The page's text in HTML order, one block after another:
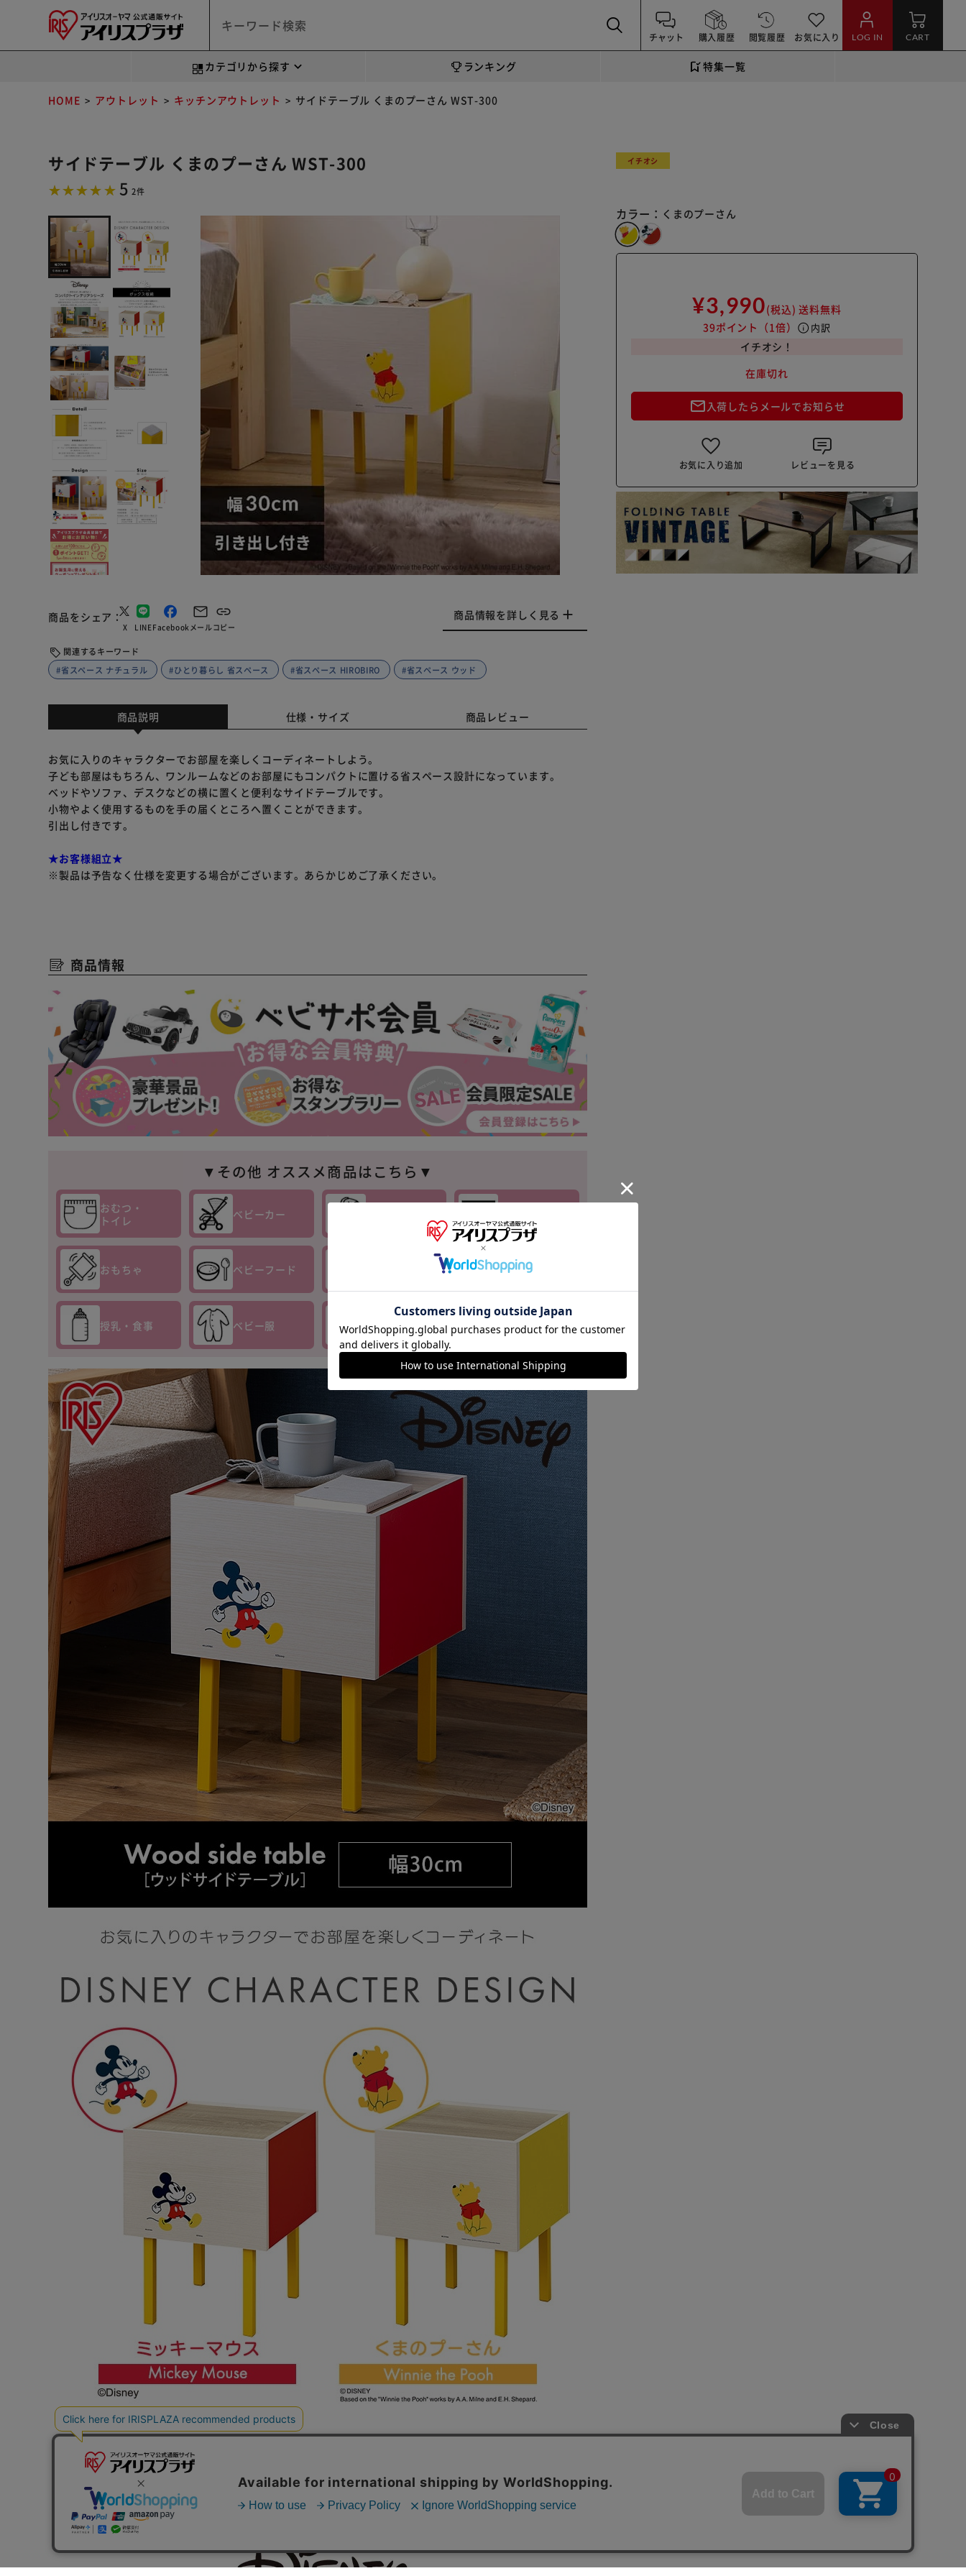
チャット 購入履歴 閲覧履歴 お気に入り LOG IN CART
カテゴリから探す ランキング 特集一覧
HOME アウトレット キッチンアウトレット サイドテーブル くまのプーさん WST-300
サイドテーブル くまのプーさん WST-300
5 2件
商品をシェア
X LINEFacebook メールコピー
商品情報を詳しく見る
関連するキーワード
#省スペース ナチュラル
#ひとり暮らし 省スペース #省スペース HIROBIRO #省スペース ウッド
イチオシ
カラー： くまのプーさん
¥3,990(税込) 送料無料
39ポイント （1倍） info 内訳
イチオシ！
在庫切れ
mail_outline 入荷したらメールでお知らせ
お気に入り追加 レビューを見る
商品説明 仕様・サイズ 商品レビュー
お気に入りのキャラクターでお部屋を楽しくコーディネートしよう。
子ども部屋はもちろん、ワンルームなどのお部屋にもコンパクトに置ける省スペース設計になっています。
ベッドやソファ、デスクなどの横に置くと便利なサイドテーブルです。
小物やよく使用するものを手の届くところへ置くことができます。
引出し付きです。
★お客様組立★
※製品は予告なく仕様を変更する場合がございます。あらかじめご了承ください。
商品情報
▼その他 オススメ商品はこちら▼
おむつ・
トイレ
ベビーカー
チャイルド
おもちゃ ベビーフード
ベビー布団・
寝具
授乳・食事 ベビー服 マタニティ
ベビー家具・収
納
※ご確認ください